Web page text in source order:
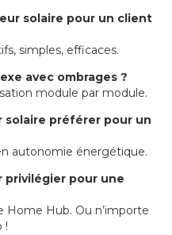
solaire pour un client
simples, efficaces.
avec ombrages ?
module par module.
solaire préférer pour un
autonomie énergétique.
privilégier pour une
Home Hub. Ou n’importe
!